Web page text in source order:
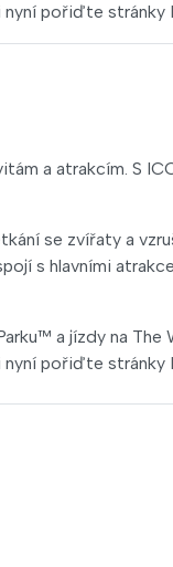
pořiďte stránky
a atrakcím. S
se zvířaty a
s hlavními
a jízdy na
pořiďte stránky